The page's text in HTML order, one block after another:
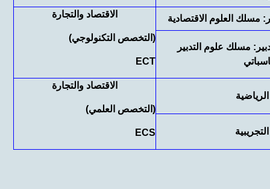
مسلك العلوم الاقتصادية الاقتصاد والتجارة
(التخصص التكنولوجي)
ECT
مسلك علوم التدبير
الاقتصاد والتجارة
(التخصص العلمي)
ECS